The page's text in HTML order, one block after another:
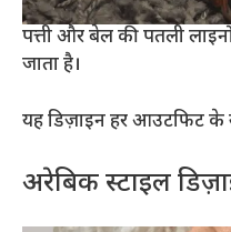
पत्ती और बेल की पतली
जाता है।
यह डिज़ाइन हर आउटफिट के
अरेबिक स्टाइल